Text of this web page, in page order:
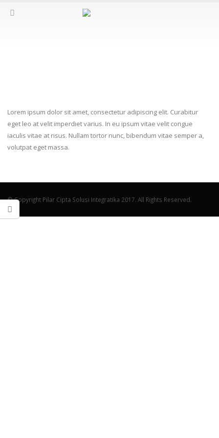
Lorem ipsum dolor sit amet, consectetur adipiscing elit. Curabitur
eget leo at velit imperdiet varius. In eu ipsum vitae velit congue
iaculis vitae at risus. Nullam tortor nunc, bibendum vitae semper a,
volutpat eget massa.
© Copyright Pilar Cipta Solusi Integratika 2017. All Rights Reserved.